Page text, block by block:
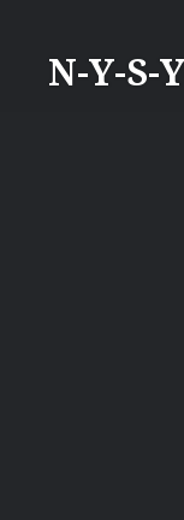
contenuN-Y-S-